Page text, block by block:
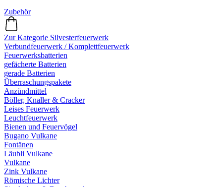
Zubehör
Zur Kategorie Silvesterfeuerwerk
Verbundfeuerwerk / Komplettfeuerwerk
Feuerwerksbatterien
gefächerte Batterien
gerade Batterien
Überraschungspakete
Anzündmittel
Böller, Knaller & Cracker
Leises Feuerwerk
Leuchtfeuerwerk
Bienen und Feuervögel
Bugano Vulkane
Fontänen
Läubli Vulkane
Vulkane
Zink Vulkane
Römische Lichter